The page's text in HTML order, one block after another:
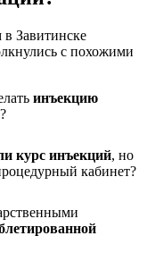
Завитинске
с похожими
инъекцию
курс инъекций, но
кабинет?